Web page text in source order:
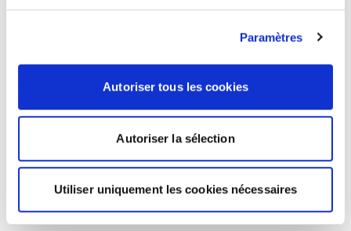
Paramètres
Autoriser tous les cookies
Autoriser la sélection
Utiliser uniquement les cookies nécessaires